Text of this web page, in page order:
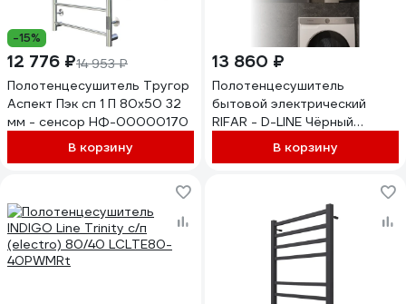
-15%
12 776 ₽14 953 ₽
Полотенцесушитель Тругор
Аспект Пэк сп 1 П 80х50 32
мм - сенсор НФ-00000170
В корзину
13 860 ₽
Полотенцесушитель
бытовой электрический
RIFAR - D-LINE Чёрный
янтарь матовый DL-080-
В корзину